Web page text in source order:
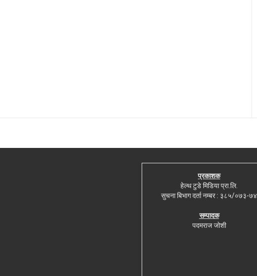
प्रकाशक
हेल्थ टुडे मिडिया प्रा.लि.
सुचना बिभाग दर्ता नम्बर : ३८५/०७३-७४
सम्पादक
पदमराज जोशी